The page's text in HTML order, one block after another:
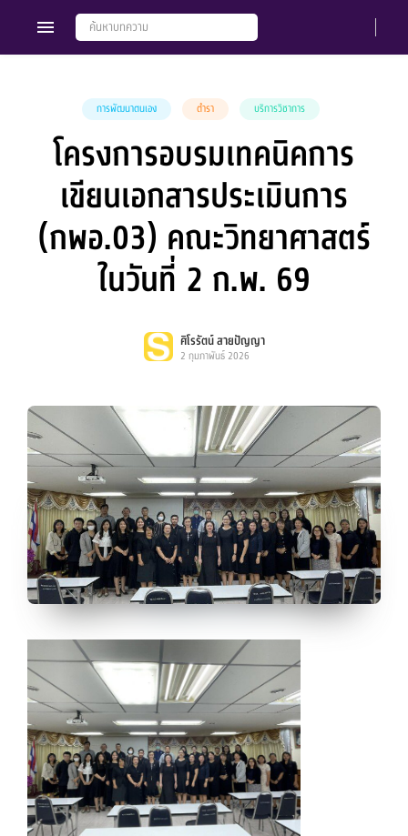
การพัฒนาตนเอง ตำรา บริการวิชาการ
โครงการอบรมเทคนิคการ
เขียนเอกสารประเมินการ
(กพอ.03) คณะวิทยาศาสตร์
ในวันที่ 2 ก.พ. 69
ศิโรรัตน์ สายปัญญา
2 กุมภาพันธ์ 2026
Members Groups